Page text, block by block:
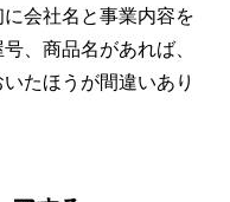
会社名と事業内容を
、商品名があれば、
たほうが間違いあり